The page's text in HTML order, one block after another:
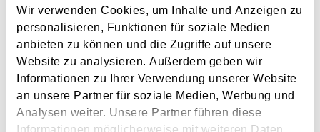
Wir verwenden Cookies, um Inhalte und Anzeigen zu
personalisieren, Funktionen für soziale Medien
anbieten zu können und die Zugriffe auf unsere
Website zu analysieren. Außerdem geben wir
Informationen zu Ihrer Verwendung unserer Website
an unsere Partner für soziale Medien, Werbung und
Analysen weiter. Unsere Partner führen diese
Informationen möglicherweise mit weiteren Daten
Problemstellung und rechtlicher Hintergrund Tagesgelder
sollen Verpflegungsmehraufwendungen ausgleichen, welche
im Zuge von Dienstreisen (beruflich bedingten Reisen) durch
die Unkenntnis über die lokale Gastronomie resultieren –
typischerweise stellt sich das Problem in der...
Langtext
empfehlen drucken